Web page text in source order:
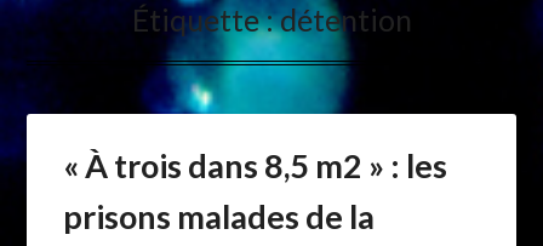
Étiquette :détention
« À trois dans 8,5 m2 » : les
prisons malades de la